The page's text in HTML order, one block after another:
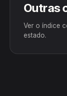
Outras
Ver o índice
estado.